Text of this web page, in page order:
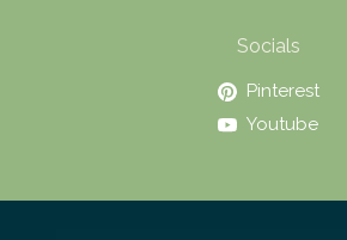
Socials
Pinterest
Youtube